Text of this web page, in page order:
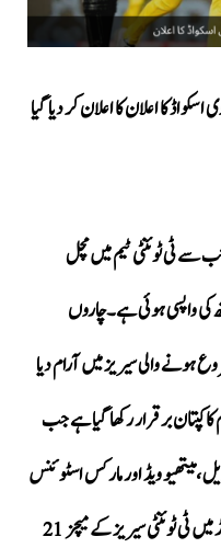
اسکواڈ کا اعلان کا اعلان کر دیا گیا
سے ٹی ٹوئنٹی ٹیم میں مچل
کی واپسی ہوئی ہے۔چاروں
ہونے والی سیریز میں آرام دیا
کا کپتان برقرار رکھا گیا ہے جب
،میتھیو ویڈ اور مارکس اسٹوئنس
بھی اسکواڈ کا حصہ ہیں۔یاد رہے کہ نیوزی لینڈ میں ٹی ٹوئنٹی سیریز کے میچز 21